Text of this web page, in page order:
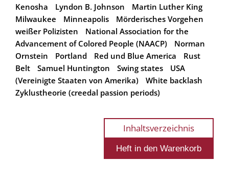
Kenosha
Lyndon B. Johnson
Martin Luther King
Milwaukee
Minneapolis
Mörderisches Vorgehen
weißer Polizisten
National Association for the
Advancement of Colored People (NAACP)
Norman
Ornstein
Portland Red und Blue America
Rust
Belt
Samuel Huntington Swing states
USA
(Vereinigte Staaten von Amerika)
White backlash
Zyklustheorie (creedal passion periods)
Inhaltsverzeichnis